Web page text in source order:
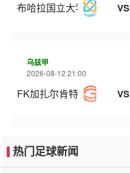
布哈拉国立大学 VS
乌兹甲
2026-08-12 21:00
FK加扎尔肯特 VS
热门足球新闻